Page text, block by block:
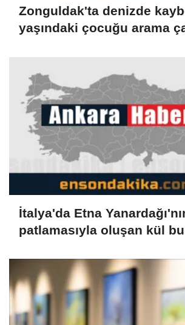
Zonguldak'ta denizde
yaşındaki çocuğu arama
İtalya'da Etna
patlamasıyla oluşan kül